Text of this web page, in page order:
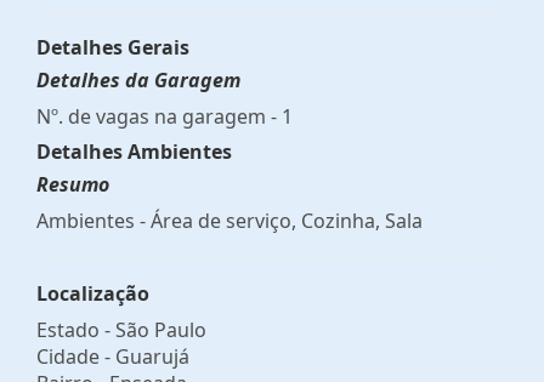
Detalhes Gerais
Detalhes da Garagem
Nº. de vagas na garagem - 1
Detalhes Ambientes
Resumo
Ambientes - Área de serviço, Cozinha, Sala
Localização
Estado -São Paulo
Cidade - Guarujá